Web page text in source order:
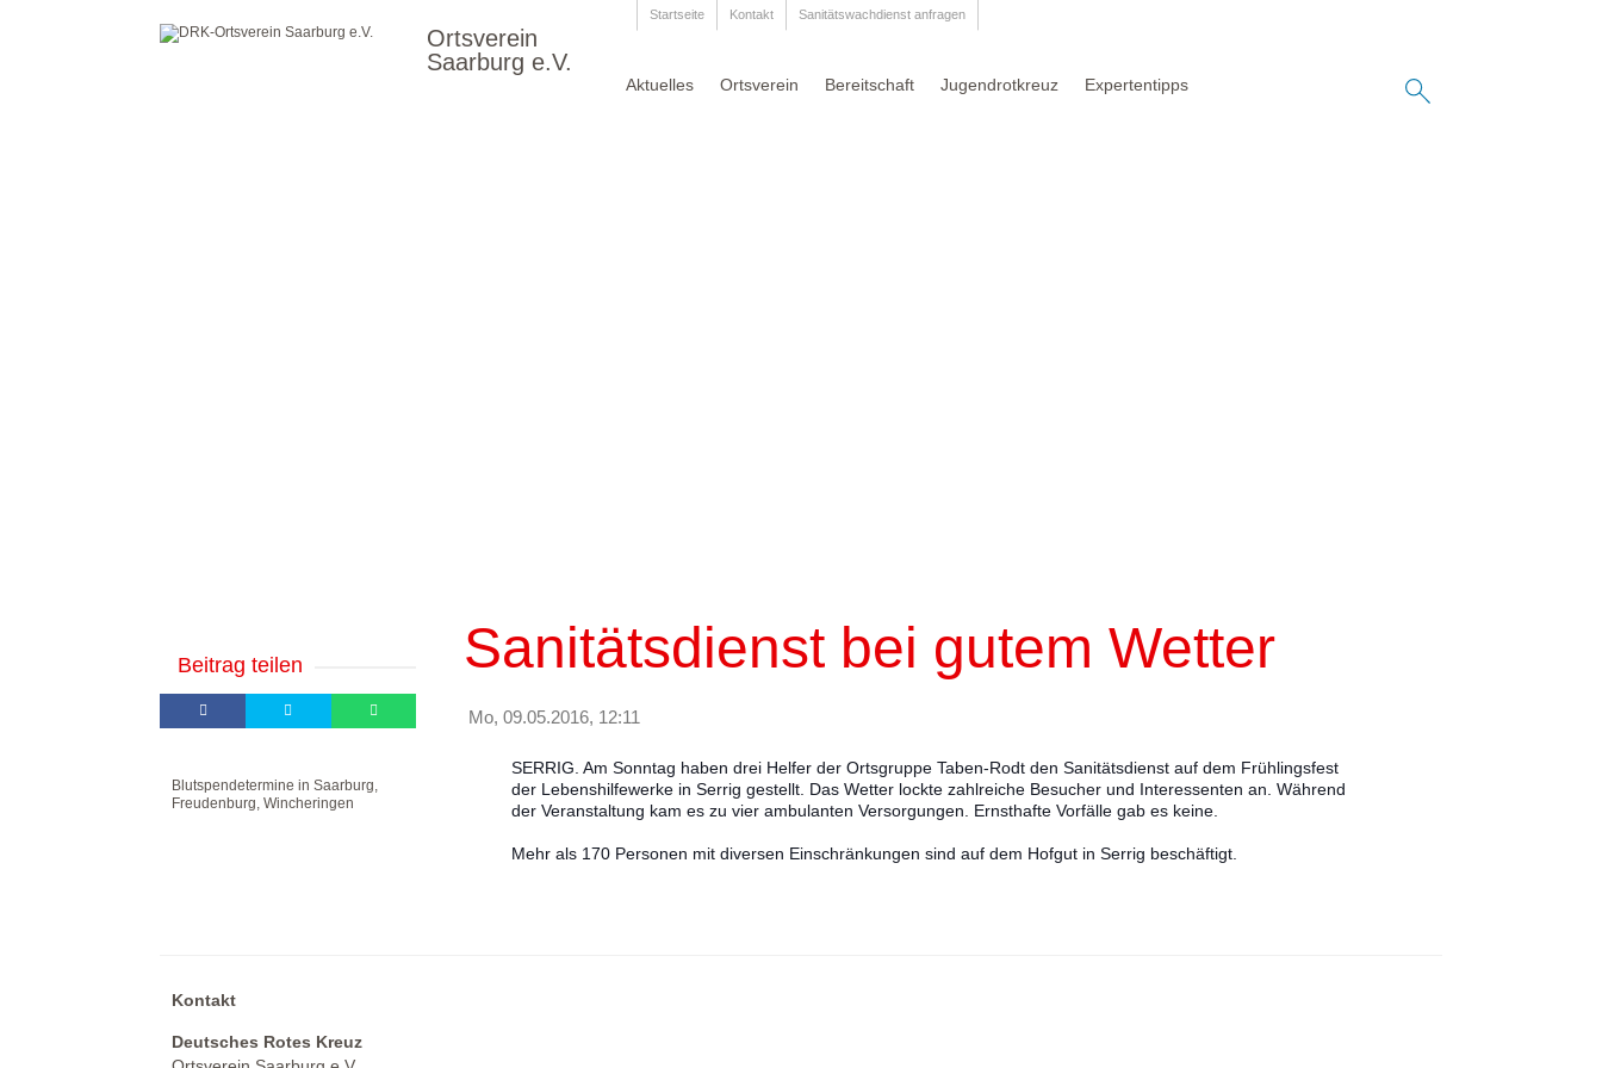
Ortsverein
Saarburg e.V.
Startseite Kontakt Sanitätswachdienst anfragen
Aktuelles Ortsverein Bereitschaft Jugendrotkreuz Expertentipps
Sanitätsdienst bei gutem Wetter
Mo, 09.05.2016, 12:11
SERRIG. Am Sonntag haben drei Helfer der Ortsgruppe Taben-Rodt den Sanitätsdienst auf dem Frühlingsfest
der Lebenshilfewerke in Serrig gestellt. Das Wetter lockte zahlreiche Besucher und Interessenten an. Während
der Veranstaltung kam es zu vier ambulanten Versorgungen. Ernsthafte Vorfälle gab es keine.
Mehr als 170 Personen mit diversen Einschränkungen sind auf dem Hofgut in Serrig beschäftigt.
Beitrag teilen
Blutspendetermine in Saarburg,
Freudenburg, Wincheringen
Kontakt
Deutsches Rotes Kreuz